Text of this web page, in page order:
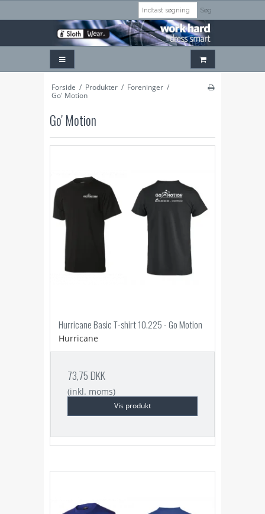
Søg
Forside / Produkter / Foreninger /
Go' Motion
Go' Motion
Hurricane Basic T-shirt 10.225 - Go Motion
Hurricane
73,75 DKK
(inkl. moms)
Vis produkt